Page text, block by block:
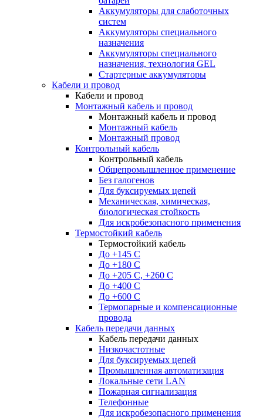
Аккумуляторы для слаботочных
систем
Аккумуляторы специального
назначения
Аккумуляторы специального
назначения, технология GEL
Стартерные аккумуляторы
Кабели и провод
Кабели и провод
Монтажный кабель и провод
Монтажный кабель и провод
Монтажный кабель
Монтажный провод
Контрольный кабель
Контрольный кабель
Общепромышленное применение
Без галогенов
Для буксируемых цепей
Механическая, химическая,
биологическая стойкость
Для искробезопасного применения
Термостойкий кабель
Термостойкий кабель
До +145 С
До +180 C
До +205 С, +260 С
До +400 C
До +600 С
Термопарные и компенсационные
провода
Кабель передачи данных
Кабель передачи данных
Низкочастотные
Для буксируемых цепей
Промышленная автоматизация
Локальные сети LAN
Пожарная сигнализация
Телефонные
Для искробезопасного применения